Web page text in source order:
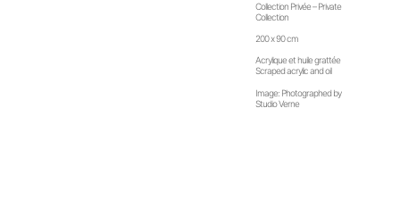
Collection Privée – Private
Collection
200 x 90 cm
Acrylique et huile grattée
Scraped acrylic and oil
Image: Photographed by
Studio Verne